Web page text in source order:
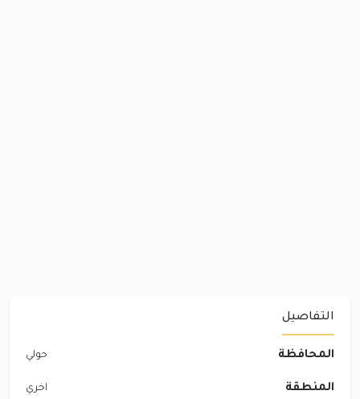
التفاصيل
المحافظة حولي
المنطقة اخري